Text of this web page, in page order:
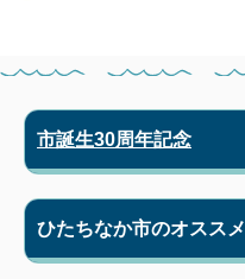
市誕生30周年記念
ひたちなか市のオススメ